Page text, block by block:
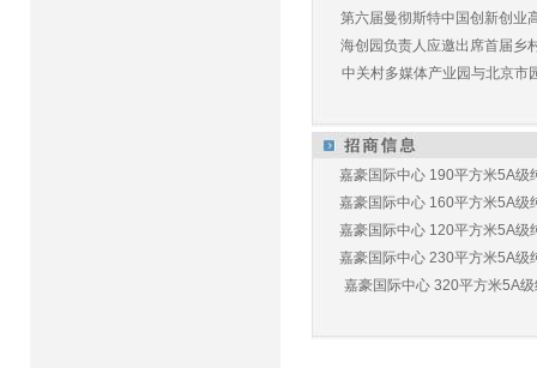
第六届曼彻斯特中国创新创业
海创园负责人应邀出席首届乡
中关村多媒体产业园与北京市
嘉豪国际中心 190平方米5A级
嘉豪国际中心 160平方米5A级
嘉豪国际中心 120平方米5A级
嘉豪国际中心 230平方米5A级
嘉豪国际中心 320平方米5A